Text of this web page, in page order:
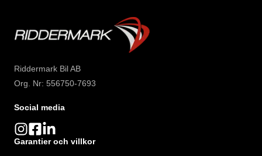
Riddermark Bil AB
Org. Nr: 556750-7693
Social media
Garantier och villkor